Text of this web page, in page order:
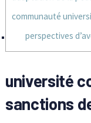
communauté
perspectives
université
sanctions